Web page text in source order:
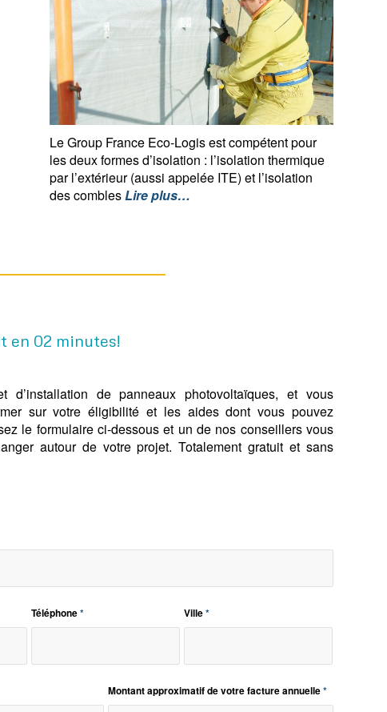
Le Group France Eco-Logis est compétent pour
les deux formes d’isolation : l’isolation thermique
par l’extérieur (aussi appelée ITE) et l’isolation
des comblesLire plus…
en 02 minutes!
d’installation de panneaux photovoltaïques, et vous
sur votre éligibilité et les aides dont vous pouvez
le formulaire ci-dessous et un de nos conseillers vous
autour de votre projet. Totalement gratuit et sans
Téléphone* Ville*
Montant approximatif de votre facture annuelle*